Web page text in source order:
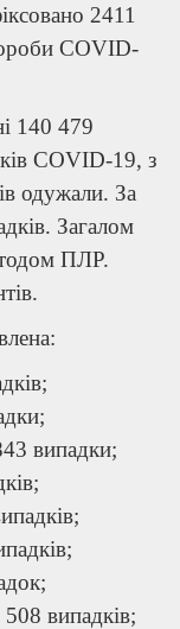
2411
COVID-
140 479
COVID-19, з
одужали. За
Загалом
ПЛР.
випадки;
випадків;